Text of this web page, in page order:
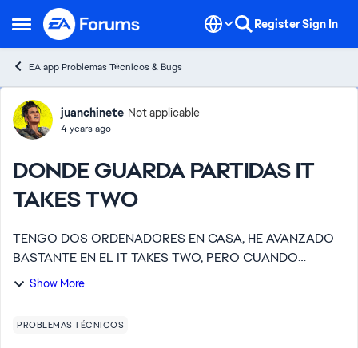
Open Side Menu
Skip to content RegisterSign In
EA app Problemas Técnicos & Bugs
Forum Discussion
juanchinete Not applicable
4 years ago
DONDE GUARDA PARTIDAS IT
TAKES TWO
TENGO DOS ORDENADORES EN CASA, HE AVANZADO
BASTANTE EN EL IT TAKES TWO, PERO CUANDO
JUEGO CON EL OTRO PC, INICIANDO EA CON EL
Show More
PROBLEMAS TÉCNICOS